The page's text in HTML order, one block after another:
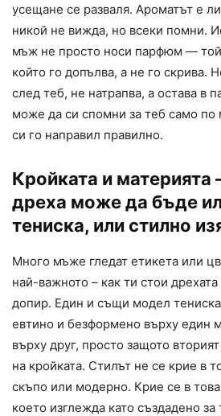
усещане се разваля. Ароматът е
никой не вижда, но всеки помни.
мъж не просто носи парфюм — той
който го допълва, а не го скрива.
след теб, не натрапва, а остава в
може да си спомни за теб само
си го направил правилно.
Кройката и материята
дреха може да бъде
тениска, или стилно
Много мъже гледат етикета или
най-важното – как ти стои
допир. Един и същи модел
евтино и безформено върху един
върху друг, просто защото
на кройката. Стилът не се крие в
скъпо или модерно. Крие се в
което изглежда като създадено